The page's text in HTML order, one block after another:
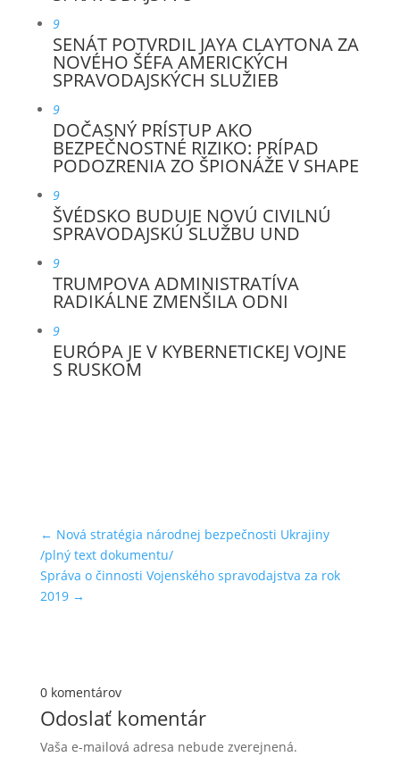
9
SENÁT POTVRDIL JAYA CLAYTONA ZA
NOVÉHO ŠÉFA AMERICKÝCH
SPRAVODAJSKÝCH SLUŽIEB
9
DOČASNÝ PRÍSTUP AKO
BEZPEČNOSTNÉ RIZIKO: PRÍPAD
PODOZRENIA ZO ŠPIONÁŽE V SHAPE
9
ŠVÉDSKO BUDUJE NOVÚ CIVILNÚ
SPRAVODAJSKÚ SLUŽBU UND
9
TRUMPOVA ADMINISTRATÍVA
RADIKÁLNE ZMENŠILA ODNI
9
EURÓPA JE V KYBERNETICKEJ VOJNE
S RUSKOM
← Nová stratégia národnej bezpečnosti Ukrajiny
/plný text dokumentu/
Správa o činnosti Vojenského spravodajstva za rok
2019→
0 komentárov
Odoslať komentár
Vaša e-mailová adresa nebude zverejnená.